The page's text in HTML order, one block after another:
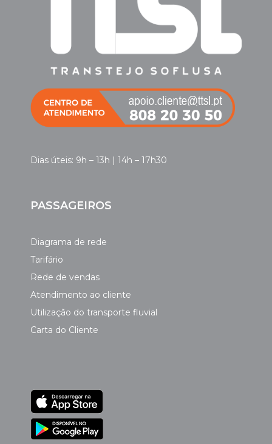
Dias úteis: 9h – 13h | 14h – 17h30
PASSAGEIROS
Diagrama de rede
Tarifário
Rede de vendas
Atendimento ao cliente
Utilização do transporte fluvial
Carta do Cliente